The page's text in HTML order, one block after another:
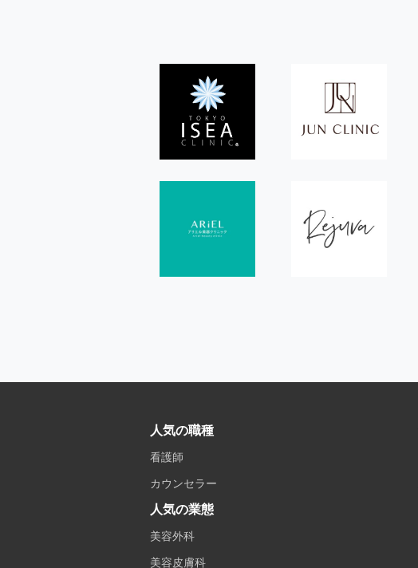
人気の職種
看護師
カウンセラー
人気の業態
美容外科
美容皮膚科